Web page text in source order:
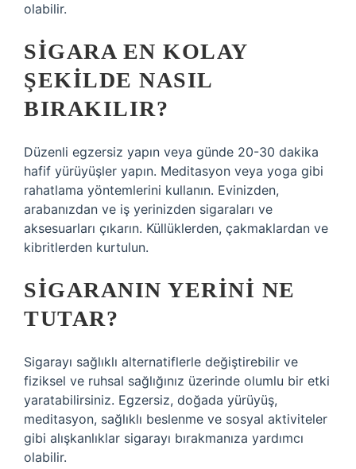
olabilir.
SIGARA EN KOLAY
ŞEKILDE NASIL
BIRAKILIR?
Düzenli egzersiz yapın veya günde 20-30 dakika
hafif yürüyüşler yapın. Meditasyon veya yoga gibi
rahatlama yöntemlerini kullanın. Evinizden,
arabanızdan ve iş yerinizden sigaraları ve
aksesuarları çıkarın. Küllüklerden, çakmaklardan ve
kibritlerden kurtulun.
SIGARANIN YERINI NE
TUTAR?
Sigarayı sağlıklı alternatiflerle değiştirebilir ve
fiziksel ve ruhsal sağlığınız üzerinde olumlu bir etki
yaratabilirsiniz. Egzersiz, doğada yürüyüş,
meditasyon, sağlıklı beslenme ve sosyal aktiviteler
gibi alışkanlıklar sigarayı bırakmanıza yardımcı
olabilir.